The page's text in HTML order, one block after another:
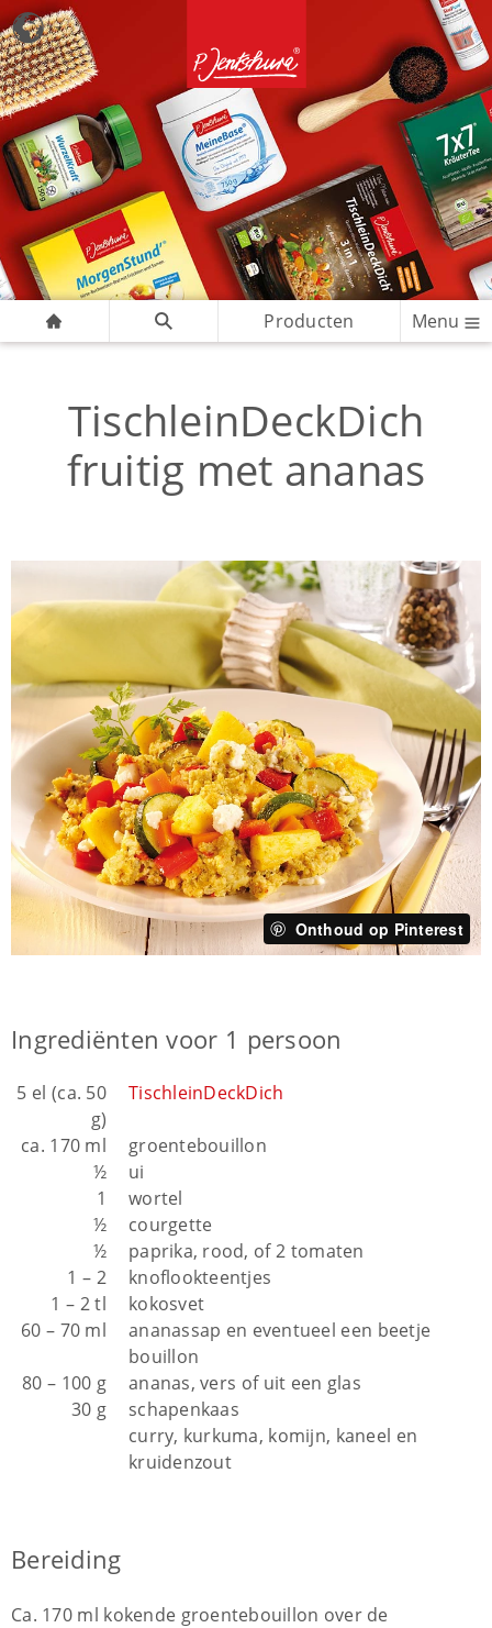
Producten Menu
TischleinDeckDich
fruitig met ananas
Onthoud op Pinterest
Ingrediënten voor 1 persoon
5 el (ca. 50
g)
TischleinDeckDich
ca. 170 ml
groentebouillon
½
ui
1
wortel
½
courgette
½
paprika, rood, of 2 tomaten
1 – 2
knoflookteentjes
1 – 2 tl
kokosvet
60 – 70 ml
ananassap en eventueel een beetje
bouillon
80 – 100 g
ananas, vers of uit een glas
30 g
schapenkaas
curry, kurkuma, komijn, kaneel en
kruidenzout
Bereiding
Ca. 170 ml kokende groentebouillon over de